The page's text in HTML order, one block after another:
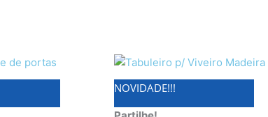
NOVIDADE!!!
Price
range:
€4.90
€5.99
This
product
multiple